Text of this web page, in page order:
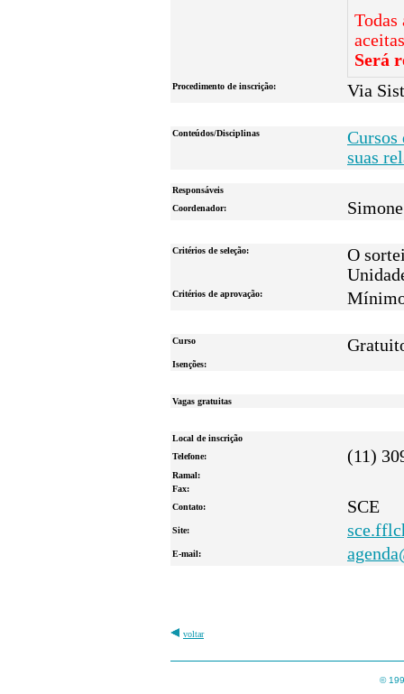
Todas
Será
Procedimento de inscrição: Via
Conteúdos/Disciplinas
Cursos
suas
Responsáveis
Coordenador:
Critérios de seleção:
O
Critérios de aprovação:
Curso
Isenções:
Vagas gratuitas
Local de inscrição
Telefone:
(11)
Ramal:
Fax:
Contato:
SCE
Site:
E-mail:
voltar
©